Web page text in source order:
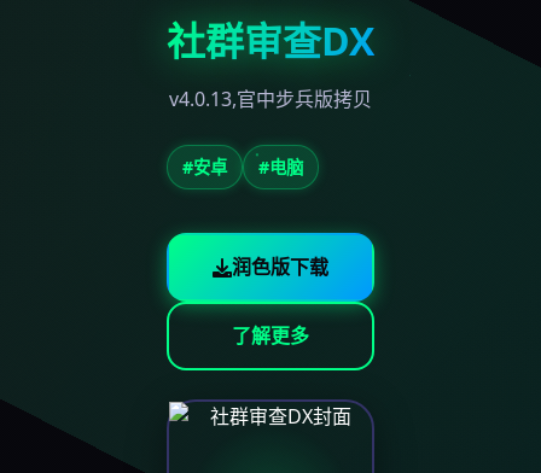
社群审查DX
v4.0.13,官中步兵版拷贝
#安卓 #电脑
润色版下载
了解更多